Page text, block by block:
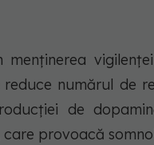
numărul de
de
provoacă